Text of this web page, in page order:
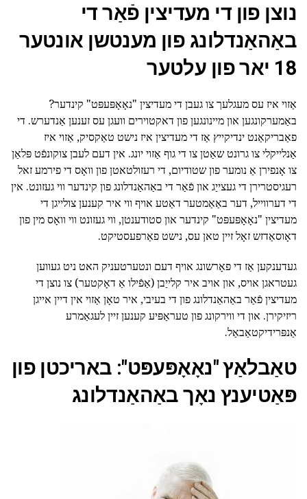
נוצן פון די מעדיצין פֿאַר די
באַהאַנדלונג פון מענטשן אונטער
18 יאר פון עלטער
אַזוי איז עס מעגלעך צו געבן די מעדיצין "נאָאָפּעפּט" קינדער?
באַמערקונגען און מיינונגען פון דאקטוירים וועגן עס זענען אַנדערש. די
פאַבריקאַנט ינדיקייץ אַז די מעדיצין איז נישט טאַקסיק, אַזוי איז
אַנלייקלי צו גרונט שאַטן צו די גוף אַזוי יונג. אין דעם לעבן צוקונפֿט פּלאַן
צו אָנפירן אַ נומער פון שטודיום, די רעזולטאטן פון וואָס די פירמע זאל
רעגיסטרירן די געצייַג און פֿאַר די באַהאַנדלונג פון קינדער ווי געזונט. אין
די דערווייל, דער באַאַמטער דאַטע אויף ווי איר קענען צולייגן די
מעדיצין "נאָאָפּעפּט" קינדער און סטודענטן, ווי געזונט ווי וואָס מין פון
דאָוסאַדזש זאָל זיין טאן עס, נישט פאַרפעסטיקט.
געדענקען אַז די פאָרשונג אויף דעם ונטערטעניק האט ניט געווען
געטראגן אויס, און אויב איר קלייַבן (אַפֿילו אַ דאָקטער) צו נוצן די
מעדיצין פֿאַר באַהאַנדלונג פון די בעיבי, איר טאָן אַזוי אין דיין אייגן
ריזיקירן. און די ווירקונג פון טעראַפּיע קענען זיין לעגאַמרע
אַנפּרידיקטאַבאַל.
טאַבלאַץ "נאָאָפּעפּט": באריכטן פון
פּאַטיענץ נאָך באַהאַנדלונג